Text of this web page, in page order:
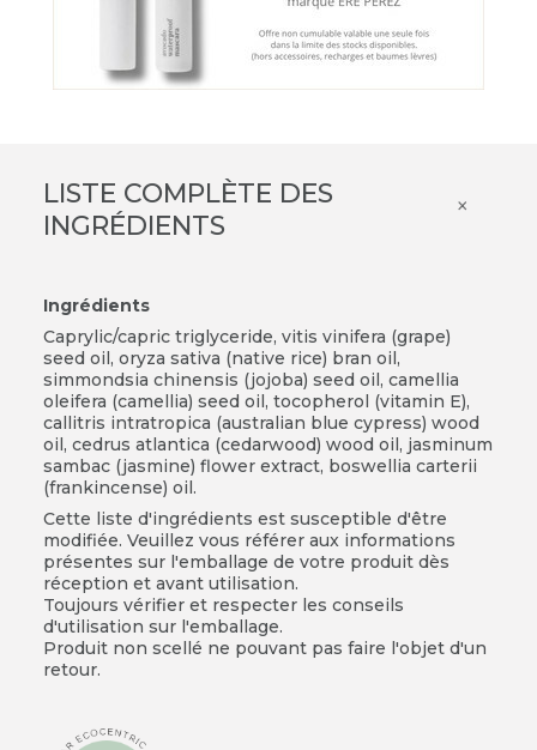
LISTE COMPLÈTE DES
INGRÉDIENTS
×
Ingrédients
Caprylic/capric triglyceride, vitis vinifera (grape)
seed oil, oryza sativa (native rice) bran oil,
simmondsia chinensis (jojoba) seed oil, camellia
oleifera (camellia) seed oil, tocopherol (vitamin E),
callitris intratropica (australian blue cypress) wood
oil, cedrus atlantica (cedarwood) wood oil, jasminum
sambac (jasmine) flower extract, boswellia carterii
(frankincense) oil.
Cette liste d'ingrédients est susceptible d'être
modifiée. Veuillez vous référer aux informations
présentes sur l'emballage de votre produit dès
réception et avant utilisation.
Toujours vérifier et respecter les conseils
d'utilisation sur l'emballage.
Produit non scellé ne pouvant pas faire l'objet d'un
retour.